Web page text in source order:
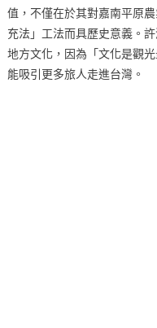
值，不僅在於其對嘉南平原
充法」工法而具歷史意義。
地方文化，因為「文化是觀
能吸引更多旅人走進台灣。